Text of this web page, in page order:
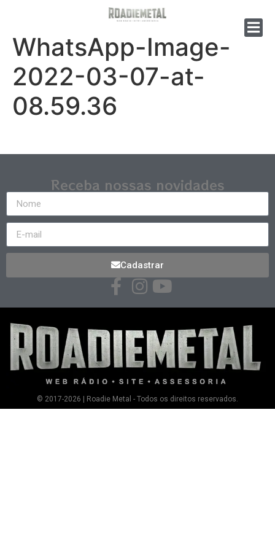
WhatsApp-Image-
2022-03-07-at-
08.59.36
Receba nossas novidades
Cadastrar
© 2017-2026 | Roadie Metal - Todos os direitos reservados.